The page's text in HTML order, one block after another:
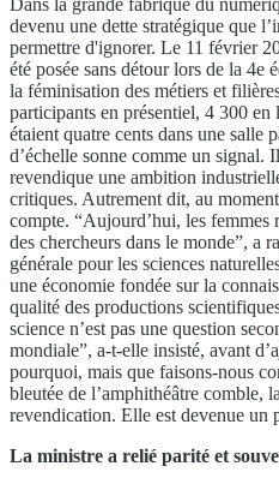
Dans la grande fabrique du
devenu une dette stratégique que
permettre d'ignorer. Le 11 février
été posée sans détour lors de la 4e
la féminisation des métiers et
participants en présentiel, 4 300
étaient quatre cents dans une salle
d’échelle sonne comme un signal.
revendique une ambition
critiques. Autrement dit, au
compte. “Aujourd’hui, les femmes
des chercheurs dans le monde”, a
générale pour les sciences
une économie fondée sur la
qualité des productions
science n’est pas une question
mondiale”, a-t-elle insisté, avant
pourquoi, mais que faisons-nous
bleutée de l’amphithéâtre comble,
revendication. Elle est devenue un
La ministre a relié parité et